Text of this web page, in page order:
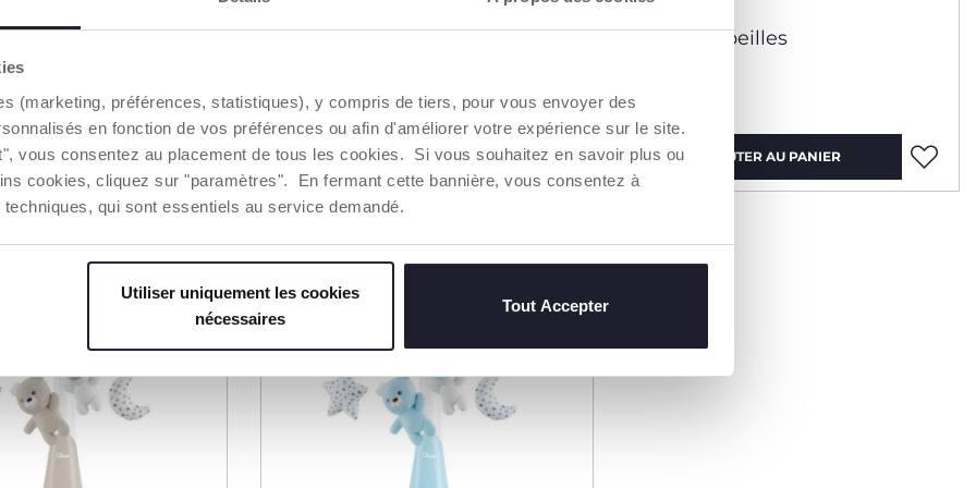
(marketing, préférences, statistiques), y compris de tiers, pour vous envoyer des
en fonction de vos préférences ou afin d'améliorer votre expérience sur le site.
vous consentez au placement de tous les cookies. Si vous souhaitez en savoir plus ou
cookies, cliquez sur "paramètres". En fermant cette bannière, vous consentez à
qui sont essentiels au service demandé.
Utiliser uniquement les cookies
nécessaires
Tout Accepter
de la Forêt
AU PANIER
3 Couleurs
Mobile Arc-en-ciel 3 en 1
49,99 €
AJOUTER AU PANIER
Mobile Abeilles
AJOUTER AU PANIER